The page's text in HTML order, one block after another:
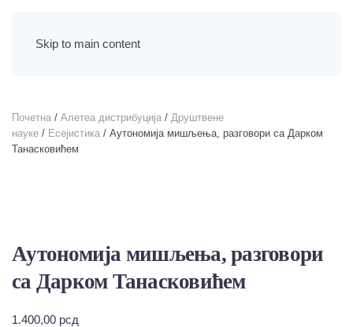
Skip to main content
Почетна / Алетеа дистрибуција / Друштвене
науке / Есејистика / Аутономија мишљења, разговори са Дарком
Танасковићем
Аутономија мишљења, разговори
са Дарком Танасковићем
1.400,00 рсд